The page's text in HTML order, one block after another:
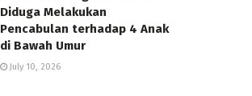
Diduga Melakukan
Pencabulan terhadap 4 Anak
di Bawah Umur
July 10, 2026